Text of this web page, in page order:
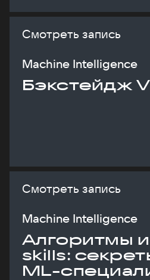
Смотреть запись
Machine Intelligence
Бэкстейдж
Смотреть запись
Machine Intelligence
Алгоритмы
skills:
ML-